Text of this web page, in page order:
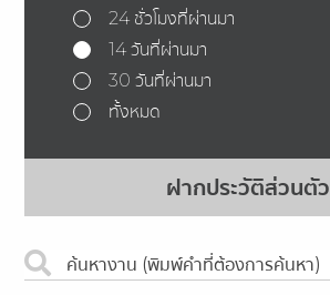
24 ชั่วโมงที่ผ่านมา
14 วันที่ผ่านมา
30 วันที่ผ่านมา
ทั้งหมด
ฝากประวัติส่วนตัว
ค้นหางาน (พิมพ์คำที่ต้องการค้นหา)